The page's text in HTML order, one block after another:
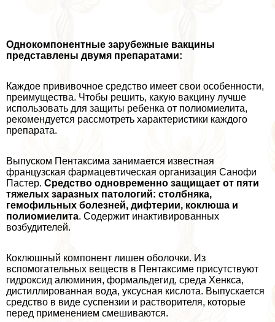
Однокомпонентные зарубежные вакцины
представлены двумя препаратами:
Каждое прививочное средство имеет свои особенности,
преимущества. Чтобы решить, какую вакцину лучше
использовать для защиты ребенка от полиомиелита,
рекомендуется рассмотреть хаpaктеристики каждого
препарата.
Выпуском Пентаксима занимается известная
французская фармацевтическая организация Санофи
Пастер. Средство одновременно защищает от пяти
тяжелых заразных патологий: столбняка,
гемофильных болезней, дифтерии, коклюша и
полиомиелита. Содержит инактивированных
возбудителей.
Коклюшный компонент лишен оболочки. Из
вспомогательных веществ в Пентаксиме присутствуют
гидроксид алюминия, формальдегид, среда Хенкса,
дистиллированная вода, уксусная кислота. Выпускается
средство в виде суспензии и растворителя, которые
перед применением смешиваются.